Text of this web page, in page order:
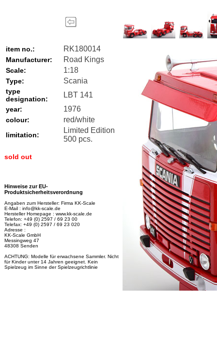
item no.: RK180014
Manufacturer: Road Kings
Scale: 1:18
Type: Scania
type
designation:
LBT 141
year: 1976
colour: red/white
limitation:
Limited Edition
500 pcs.
sold out
Hinweise zur EU-
Produktsicherheitsverordnung
Angaben zum Hersteller: Firma KK-Scale
E-Mail : info@kk-scale.de
Hersteller Homepage : www.kk-scale.de
Telefon: +49 (0) 2597 / 69 23 00
Telefax: +49 (0) 2597 / 69 23 020
Adresse :
KK-Scale GmbH
Messingweg 47
48308 Senden
ACHTUNG: Modelle für erwachsene Sammler. Nicht
für Kinder unter 14 Jahren geeignet. Kein
Spielzeug im Sinne der Spielzeugrichtlinie